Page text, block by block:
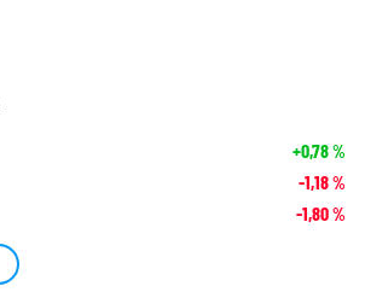
+0,78%
-1,18%
-1,80%